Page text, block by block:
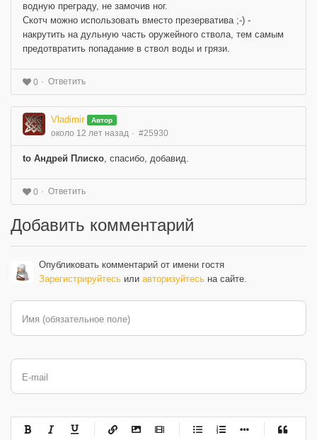
водную преграду, не замочив ног.
Скотч можно использовать вместо презерватива ;-) -
накрутить на дульную часть оружейного ствола, тем самым
предотвратить попадание в ствол воды и грязи.
0 Ответить
Vladimir Автор
около 12 лет назад #25930
to Андрей Плиско, спасибо, добавид.
0 Ответить
Добавить комментарий
Опубликовать комментарий от имени гостя
Зарегистрируйтесь или авторизуйтесь на сайте.
Имя (обязательное поле)
E-mail